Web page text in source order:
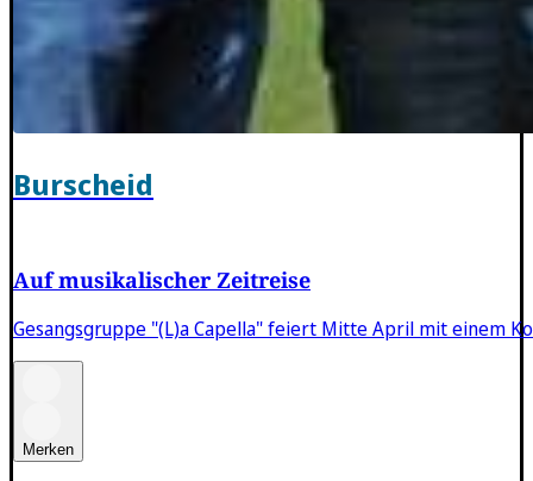
Burscheid
Auf musikalischer Zeitreise
Gesangsgruppe "(L)a Capella" feiert Mitte April mit einem
Merken